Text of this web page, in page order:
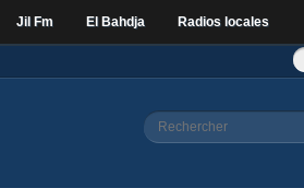
Jil Fm El Bahdja Radios locales
Formulaire de
Rechercher